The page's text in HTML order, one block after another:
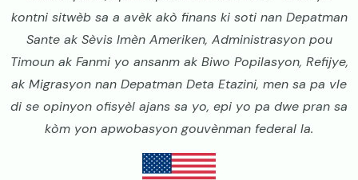
kontni sitwèb sa a avèk akò finans ki soti nan Depatman
Sante ak Sèvis Imèn Ameriken, Administrasyon pou
Timoun ak Fanmi yo ansanm ak Biwo Popilasyon, Refijye,
ak Migrasyon nan Depatman Deta Etazini, men sa pa vle
di se opinyon ofisyèl ajans sa yo, epi yo pa dwe pran sa
kòm yon apwobasyon gouvènman federal la.